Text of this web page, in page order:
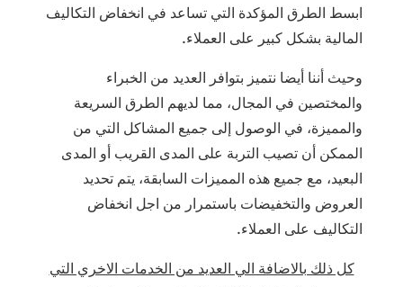
ابسط الطرق المؤكدة التي تساعد في انخفاض التكاليف
المالية بشكل كبير على العملاء.
وحيث أننا أيضا نتميز بتوافر العديد من الخبراء
والمختصين في المجال، مما لديهم الطرق السريعة
والمميزة، في الوصول إلى جميع المشاكل التي من
الممكن أن تصيب التربة على المدى القريب أو المدى
البعيد، مع جميع هذه المميزات السابقة، يتم تحديد
العروض والتخفيضات باستمرار من اجل انخفاض
التكاليف على العملاء.
كل ذلك بالاضافة الي العديد من الخدمات الاخري التي